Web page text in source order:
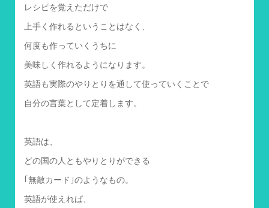
レシピを覚えただけで
上手く作れるということはなく、
何度も作っていくうちに
美味しく作れるようになります。
英語も実際のやりとりを通して使っていくことで
自分の言葉として定着します。
英語は、
どの国の人ともやりとりができる
｢無敵カード｣のようなもの。
英語が使えれば、